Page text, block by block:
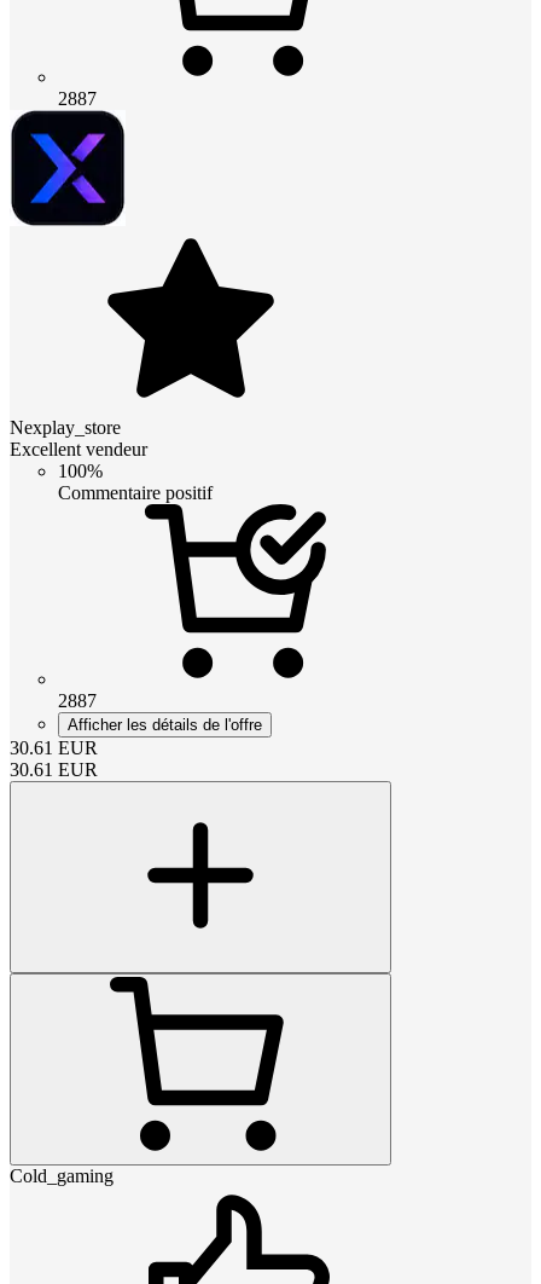
2887
Nexplay_store
Excellent vendeur
100%
Commentaire positif
2887
Afficher les détails de l'offre
30.61 EUR
30.61 EUR
Cold_gaming